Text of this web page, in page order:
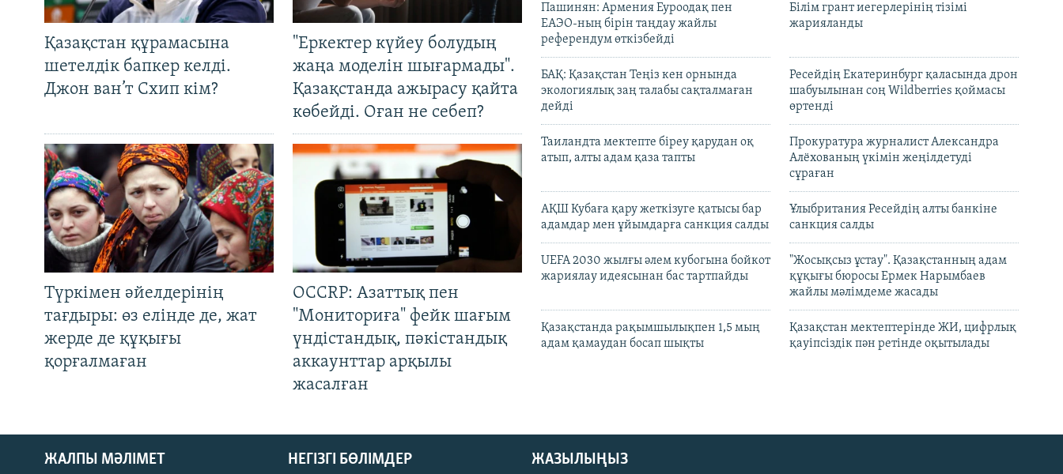
Қазақстан құрамасына
шетелдік бапкер келді.
Джон ван’т Схип кім?
"Еркектер күйеу болудың
жаңа моделін шығармады".
Қазақстанда ажырасу қайта
көбейді. Оған не себеп?
Түркімен әйелдерінің
тағдыры: өз елінде де, жат
жерде де құқығы
қорғалмаған
OCCRP: Азаттық пен
"Мониториға" фейк шағым
үндістандық, пәкістандық
аккаунттар арқылы
жасалған
Пашинян: Армения Еуроодақ пен
ЕАЭО-ның бірін таңдау жайлы
референдум өткізбейді
Білім грант иегерлерінің тізімі
жарияланды
БАҚ: Қазақстан Теңіз кен орнында
экологиялық заң талабы сақталмаған
дейді
Ресейдің Екатеринбург қаласында дрон
шабуылынан соң Wildberries қоймасы
өртенді
Таиландта мектепте біреу қарудан оқ
атып, алты адам қаза тапты
Прокуратура журналист Александра
Алёхованың үкімін жеңілдетуді
сұраған
АҚШ Кубаға қару жеткізуге қатысы бар
адамдар мен ұйымдарға санкция салды
Ұлыбритания Ресейдің алты банкіне
санкция салды
UEFA 2030 жылғы әлем кубогына бойкот
жариялау идеясынан бас тартпайды
"Жосықсыз ұстау". Қазақстанның адам
құқығы бюросы Ермек Нарымбаев
жайлы мәлімдеме жасады
Қазақстанда рақымшылықпен 1,5 мың
адам қамаудан босап шықты
Қазақстан мектептерінде ЖИ, цифрлық
қауіпсіздік пән ретінде оқытылады
ЖАЗЫЛЫҢЫЗ
ЖАЛПЫ МӘЛІМЕТ НЕГІЗГІ БӨЛІМДЕР